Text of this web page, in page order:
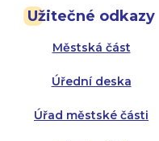
Užitečné odkazy
Městská část
Úřední deska
Úřad městské části
Úterý:
Středa:
Čtvrtek:
Pátek:
Úterý:
Středa:
Čtvrtek: